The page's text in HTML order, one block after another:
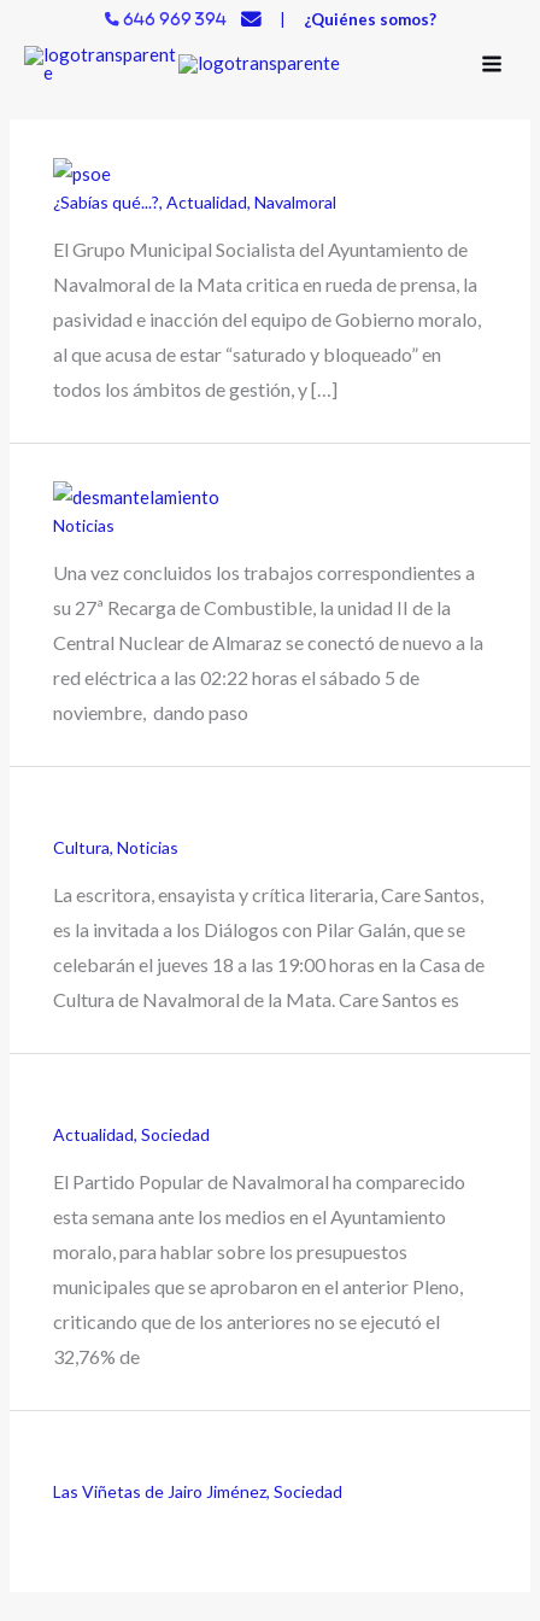
contenido
646 969 394 | ¿Quiénes somos?
¿Sabías qué...?,Actualidad,Navalmoral
El Grupo Municipal Socialista del Ayuntamiento de
Navalmoral de la Mata critica en rueda de prensa, la
pasividad e inacción del equipo de Gobierno moralo,
al que acusa de estar “saturado y bloqueado” en
todos los ámbitos de gestión, y […]
Noticias
Una vez concluidos los trabajos correspondientes a
su 27ª Recarga de Combustible, la unidad II de la
Central Nuclear de Almaraz se conectó de nuevo a la
red eléctrica a las 02:22 horas el sábado 5 de
noviembre, dando paso
Cultura,Noticias
La escritora, ensayista y crítica literaria, Care Santos,
es la invitada a los Diálogos con Pilar Galán, que se
celebarán el jueves 18 a las 19:00 horas en la Casa de
Cultura de Navalmoral de la Mata. Care Santos es
Actualidad,Sociedad
El Partido Popular de Navalmoral ha comparecido
esta semana ante los medios en el Ayuntamiento
moralo, para hablar sobre los presupuestos
municipales que se aprobaron en el anterior Pleno,
criticando que de los anteriores no se ejecutó el
32,76% de
Las Viñetas de Jairo Jiménez,Sociedad